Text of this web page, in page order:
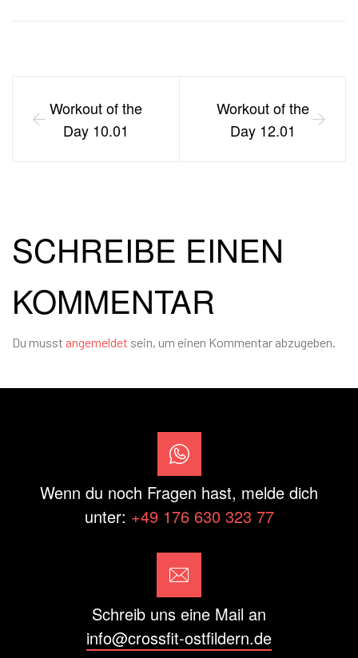
Workout of the
Day 10.01
Workout of the
Day 12.01
SCHREIBE EINEN
KOMMENTAR
Du musst angemeldet sein, um einen Kommentar abzugeben.
Wenn du noch Fragen hast, melde dich
unter: +49 176 630 323 77
Schreib uns eine Mail an
info@crossfit-ostfildern.de